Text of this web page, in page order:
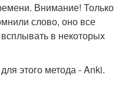
Внимание! Только
слово, оно все
в некоторых
этого метода - Anki.